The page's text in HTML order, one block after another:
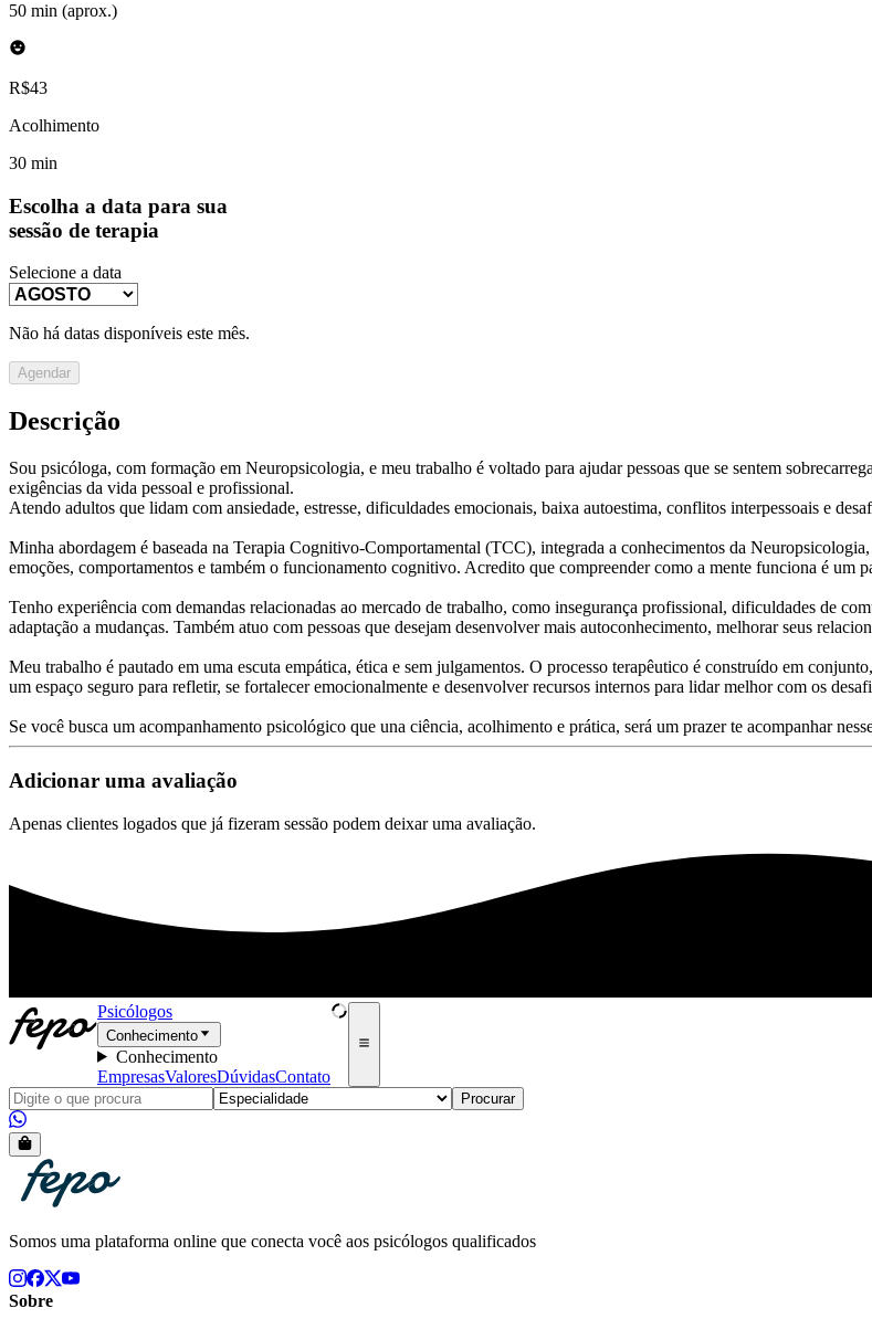
50 min (aprox.)
R$43
Acolhimento
30 min
Escolha a data para sua
sessão de terapia
Selecione a data
Não há datas disponíveis este mês.
Agendar
Descrição
Sou psicóloga, com formação em Neuropsicologia, e meu trabalho é voltado para ajudar pessoas que se sentem
exigências da vida pessoal e profissional.
Atendo adultos que lidam com ansiedade, estresse, dificuldades emocionais, baixa autoestima, conflitos interpessoais e
Minha abordagem é baseada na Terapia Cognitivo-Comportamental (TCC), integrada a conhecimentos da
emoções, comportamentos e também o funcionamento cognitivo. Acredito que compreender como a mente funciona é um
Tenho experiência com demandas relacionadas ao mercado de trabalho, como insegurança profissional, dificuldades de
adaptação a mudanças. Também atuo com pessoas que desejam desenvolver mais autoconhecimento, melhorar seus
Meu trabalho é pautado em uma escuta empática, ética e sem julgamentos. O processo terapêutico é construído em
um espaço seguro para refletir, se fortalecer emocionalmente e desenvolver recursos internos para lidar melhor com os
Se você busca um acompanhamento psicológico que una ciência, acolhimento e prática, será um prazer te acompanhar
Adicionar uma avaliação
Apenas clientes logados que já fizeram sessão podem deixar uma avaliação.
Psicólogos
Conhecimento
Conhecimento
EmpresasValoresDúvidasContato
Procurar
Somos uma plataforma online que conecta você aos psicólogos qualificados
Sobre